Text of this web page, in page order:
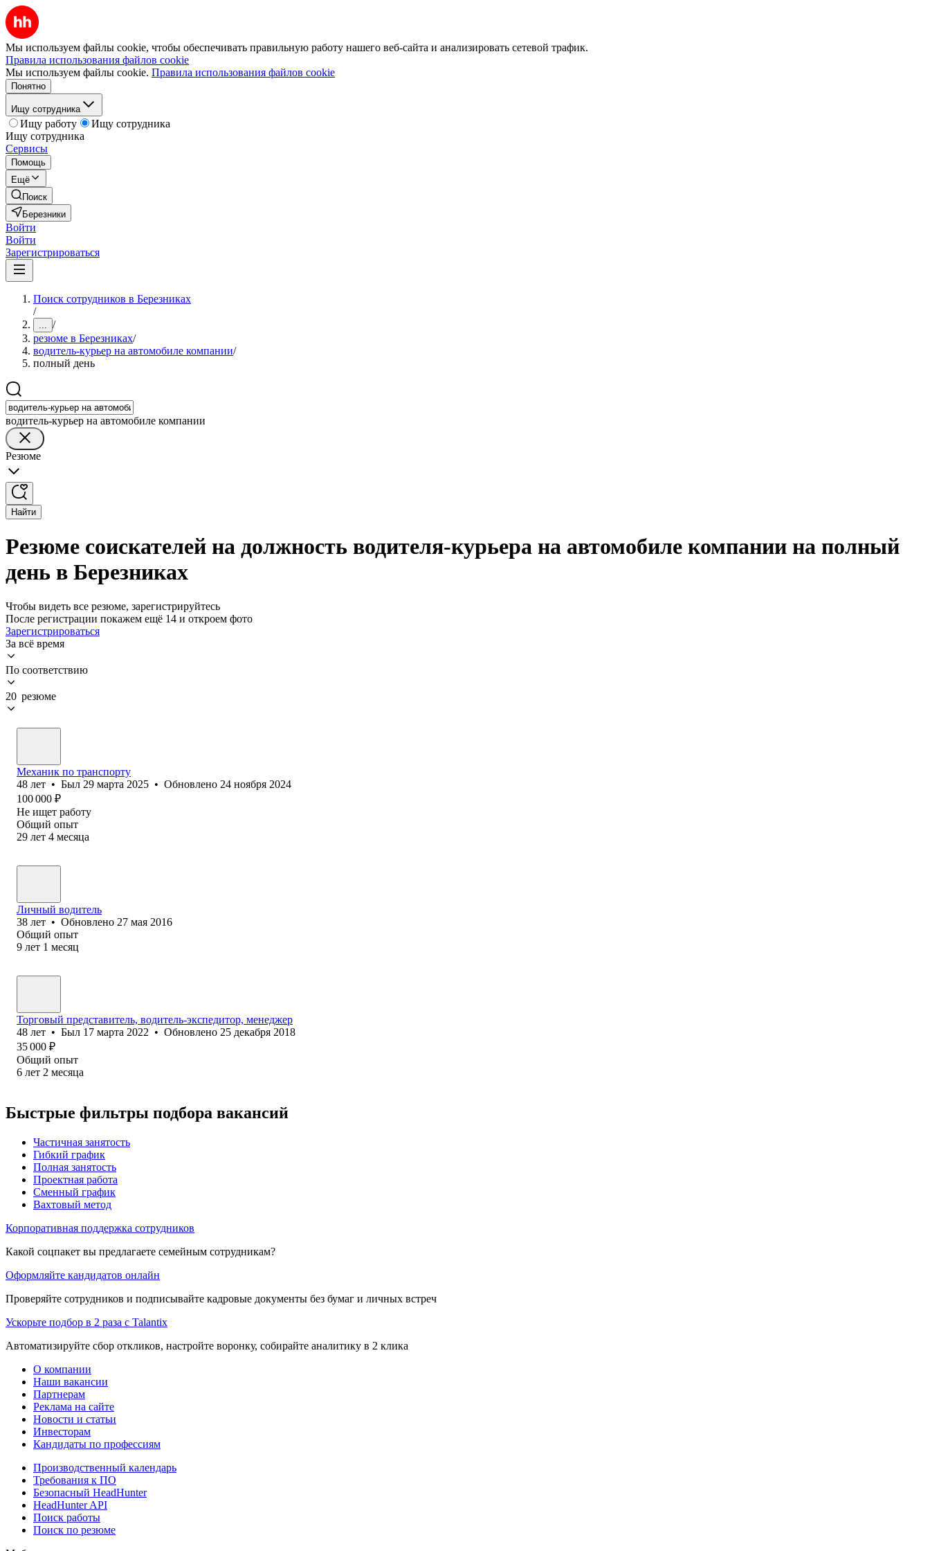
Мы используем файлы cookie, чтобы обеспечивать правильную работу нашего веб-сайта и анализировать сетевой трафик.
Правила использования файлов cookie
Мы используем файлы cookie. Правила использования файлов cookie
Понятно
Ищу сотрудника
Ищу работу
Ищу сотрудника
Ищу сотрудника
Сервисы
Помощь
Ещё
Поиск
Березники
Войти
Войти
Зарегистрироваться
Поиск сотрудников в Березниках
/
... /
резюме в Березниках/
водитель-курьер на автомобиле компании/
полный день
водитель-курьер на автомобиле компании
Резюме
Найти
Резюме соискателей на должность водителя-курьера на автомобиле компании на полный
день в Березниках
Чтобы видеть все резюме, зарегистрируйтесь
После регистрации покажем ещё 14 и откроем фото
Зарегистрироваться
За всё время
По соответствию
20 резюме
Механик по транспорту
48 лет • Был 29 марта 2025 • Обновлено 24 ноября 2024
100 000 ₽
Не ищет работу
Общий опыт
29 лет 4 месяца
Личный водитель
38 лет • Обновлено 27 мая 2016
Общий опыт
9 лет 1 месяц
Торговый представитель, водитель-экспедитор, менеджер
48 лет • Был 17 марта 2022 • Обновлено 25 декабря 2018
35 000 ₽
Общий опыт
6 лет 2 месяца
Быстрые фильтры подбора вакансий
Частичная занятость
Гибкий график
Полная занятость
Проектная работа
Сменный график
Вахтовый метод
Корпоративная поддержка сотрудников
Какой соцпакет вы предлагаете семейным сотрудникам?
Оформляйте кандидатов онлайн
Проверяйте сотрудников и подписывайте кадровые документы без бумаг и личных встреч
Ускорьте подбор в 2 раза с Talantix
Автоматизируйте сбор откликов, настройте воронку, собирайте аналитику в 2 клика
О компании
Наши вакансии
Партнерам
Реклама на сайте
Новости и статьи
Инвесторам
Кандидаты по профессиям
Производственный календарь
Требования к ПО
Безопасный HeadHunter
HeadHunter API
Поиск работы
Поиск по резюме